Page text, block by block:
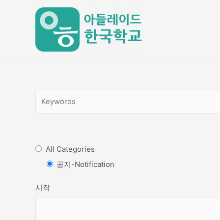
All Categories
공지-Notification
시작